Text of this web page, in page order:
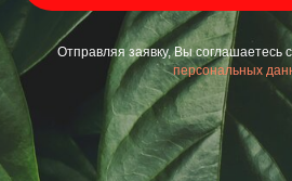
Отправляя заявку, Вы соглашаетесь с
персональных